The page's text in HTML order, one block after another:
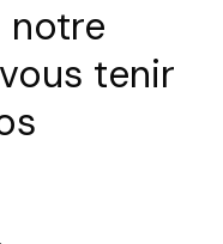
notre
tenir